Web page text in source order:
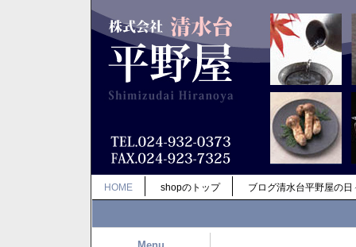
HOME shopのトップ ブログ清水台平野屋の日